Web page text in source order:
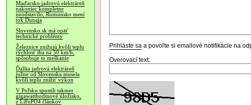
Maďarsko jadrovú elektráreň
nakoniec kompletne
neodstavilo, Rumunsko mení
tok Dunaja
Slovensko.sk má opäť
technické problémy
Železnice znižujú kvôli teplu
rýchlosť iba na 50 km/h,
spôsobuje to meškanie
Ďalšia jadrová elektráreň
južne od Slovenska musela
kvôli teplu znížiť výkon
V Poľsku spustili takmer
gigawatthodinové úložisko,
z LiFePO4 článkov
Prihláste sa a povoľte si emailové notifikácie na
Overovací text: